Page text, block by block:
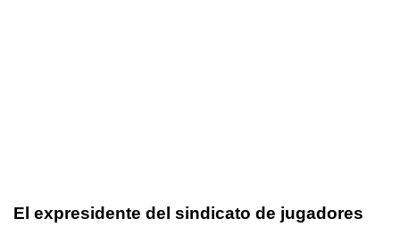
El expresidente del sindicato de jugadores